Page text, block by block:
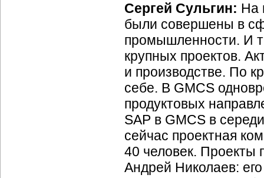
Сергей Сульгин: На
были совершены в
промышленности. И
крупных проектов.
и производстве. По
себе. В GMCS
продуктовых
SAP в GMCS в
сейчас проектная
40 человек. Проекты
Андрей Николаев: